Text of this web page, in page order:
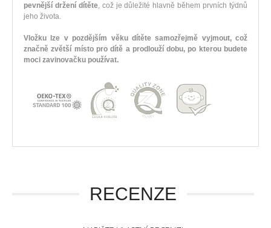
pevnější držení dítěte, což je důležité hlavně během prvních týdnů
jeho života.
Vložku lze v pozdějším věku dítěte samozřejmě vyjmout, což
značně zvětší místo pro dítě a prodlouží dobu, po kterou budete
moci zavinovačku používat.
RECENZE